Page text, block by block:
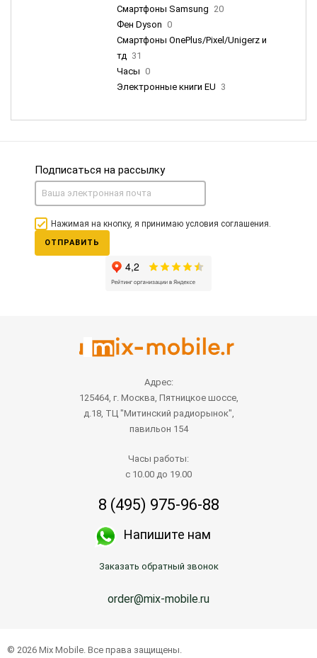
Смартфоны Samsung 20
Фен Dyson 0
Смартфоны OnePlus/Pixel/Unigerz и
тд 31
Часы 0
Электронные книги EU 3
Подписаться на рассылку
Нажимая на кнопку, я принимаю условия соглашения.
ОТПРАВИТЬ
Адрес:
125464, г. Москва, Пятницкое шоссе,
д.18, ТЦ "Митинский радиорынок",
павильон 154
Часы работы:
с 10.00 до 19.00
8 (495) 975-96-88
Напишите нам
Заказать обратный звонок
order@mix-mobile.ru
© 2026 Mix Mobile. Все права защищены.